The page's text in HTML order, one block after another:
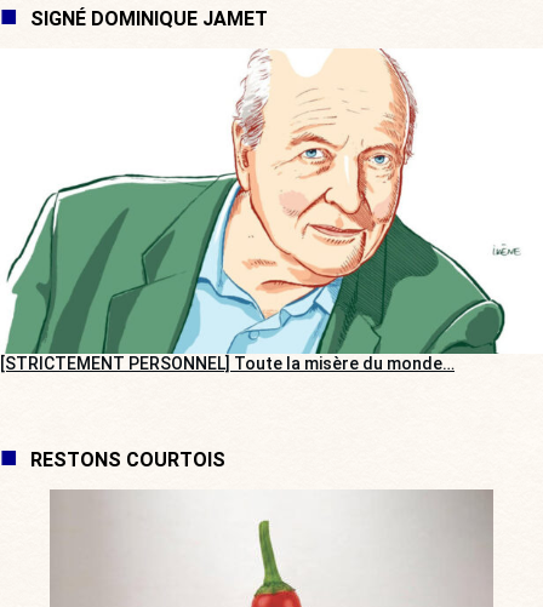
SIGNÉ DOMINIQUE JAMET
[STRICTEMENT PERSONNEL] Toute la misère du monde…
RESTONS COURTOIS